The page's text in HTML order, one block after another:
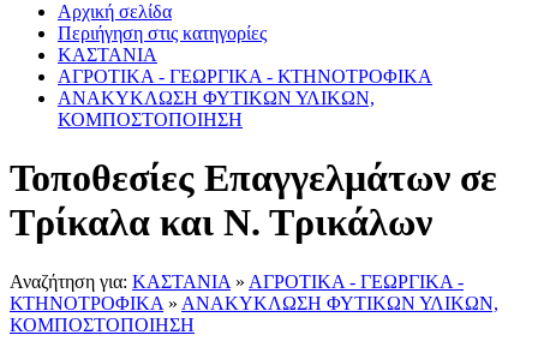
Αρχική σελίδα
Περιήγηση στις κατηγορίες
ΚΑΣΤΑΝΙΑ
ΑΓΡΟΤΙΚΑ - ΓΕΩΡΓΙΚΑ - ΚΤΗΝΟΤΡΟΦΙΚΑ
ΑΝΑΚΥΚΛΩΣΗ ΦΥΤΙΚΩΝ ΥΛΙΚΩΝ,
ΚΟΜΠΟΣΤΟΠΟΙΗΣΗ
Τοποθεσίες Επαγγελμάτων σε
Τρίκαλα και Ν. Τρικάλων
Αναζήτηση για: ΚΑΣΤΑΝΙΑ » ΑΓΡΟΤΙΚΑ - ΓΕΩΡΓΙΚΑ -
ΚΤΗΝΟΤΡΟΦΙΚΑ » ΑΝΑΚΥΚΛΩΣΗ ΦΥΤΙΚΩΝ ΥΛΙΚΩΝ,
ΚΟΜΠΟΣΤΟΠΟΙΗΣΗ